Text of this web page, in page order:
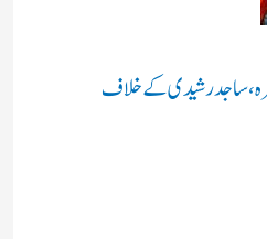
ساجد رشیدی کے خلاف